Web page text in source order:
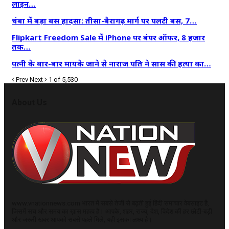
लाइन…
चंबा में बड़ा बस हादसा: तीसा-बैरागढ़ मार्ग पर पलटी बस, 7…
Flipkart Freedom Sale में iPhone पर बंपर ऑफर, 8 हजार
तक…
पत्नी के बार-बार मायके जाने से नाराज पति ने सास की हत्या का…
Prev Next 1 of 5,530